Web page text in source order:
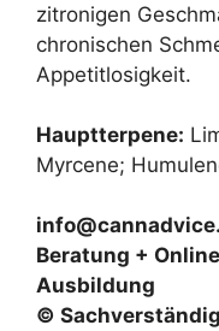
zitronigen
chronischen
Appetitlosigkeit.
Hauptterpene:
Myrcene;
Beratung +
Ausbildung
©